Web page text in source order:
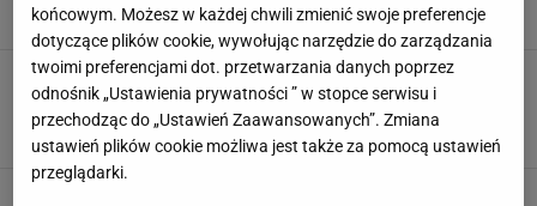
Hubert Pawlik,19 CZERWCA 2024, 08:42
Kamery przyłapały bramkarza Manchesteru i
się zaczęło. Wielka burza
Paweł Matys, 8 KWIETNIA 2024, 17:17
końcowym. Możesz w każdej chwili zmienić swoje preferencje
dotyczące plików cookie, wywołując narzędzie do zarządzania
twoimi preferencjami dot. przetwarzania danych poprzez
odnośnik „Ustawienia prywatności ” w stopce serwisu i
przechodząc do „Ustawień Zaawansowanych”. Zmiana
ustawień plików cookie możliwa jest także za pomocą ustawień
przeglądarki.